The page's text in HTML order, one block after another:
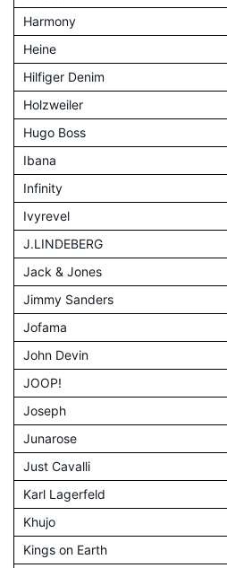
Harmony
Heine
Hilfiger Denim
Holzweiler
Hugo Boss
Ibana
Infinity
Ivyrevel
J.LINDEBERG
Jack & Jones
Jimmy Sanders
Jofama
John Devin
JOOP!
Joseph
Junarose
Just Cavalli
Karl Lagerfeld
Khujo
Kings on Earth